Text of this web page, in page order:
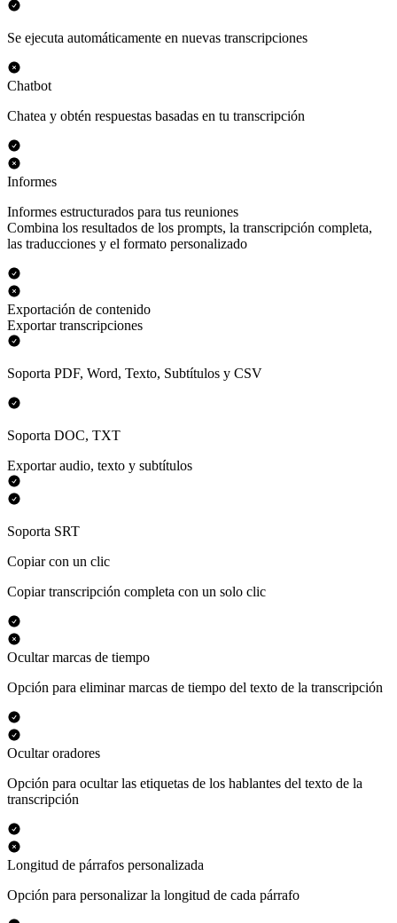
Se ejecuta automáticamente en nuevas transcripciones
Chatbot
Chatea y obtén respuestas basadas en tu transcripción
Informes
Informes estructurados para tus reuniones
Combina los resultados de los prompts, la transcripción completa,
las traducciones y el formato personalizado
Exportación de contenido
Exportar transcripciones
Soporta PDF, Word, Texto, Subtítulos y CSV
Soporta DOC, TXT
Exportar audio, texto y subtítulos
Soporta SRT
Copiar con un clic
Copiar transcripción completa con un solo clic
Ocultar marcas de tiempo
Opción para eliminar marcas de tiempo del texto de la transcripción
Ocultar oradores
Opción para ocultar las etiquetas de los hablantes del texto de la
transcripción
Longitud de párrafos personalizada
Opción para personalizar la longitud de cada párrafo